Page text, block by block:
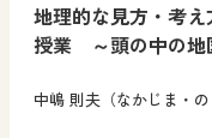
地理的な見方・考
授業 ～頭の中の
中嶋 則夫（なかじま・の